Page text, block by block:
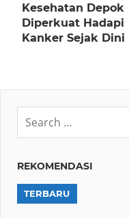
Kesehatan Depok
Diperkuat Hadapi
Kanker Sejak Dini
REKOMENDASI
TERBARU